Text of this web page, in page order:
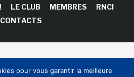
LE CLUB MEMBRES
RNCI
CONTACTS
Conseils
pour vous garantir la meilleure